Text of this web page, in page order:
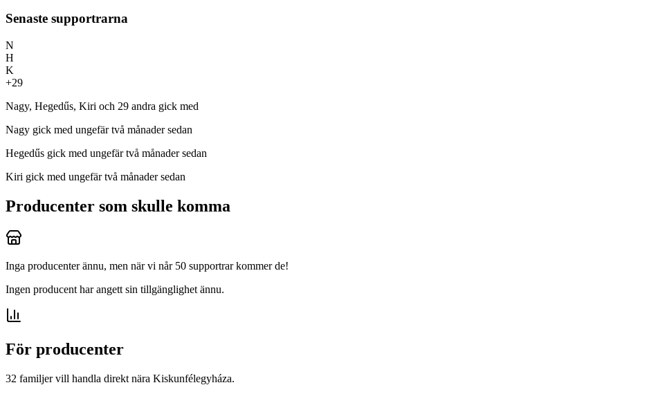
Senaste supportrarna
N
H
K
+29
Nagy, Hegedűs, Kiri och 29 andra gick med
Nagy gick med ungefär två månader sedan
Hegedűs gick med ungefär två månader sedan
Kiri gick med ungefär två månader sedan
Producenter som skulle komma
Inga producenter ännu, men när vi når 50 supportrar kommer de!
Ingen producent har angett sin tillgänglighet ännu.
För producenter
32 familjer vill handla direkt nära Kiskunfélegyháza.